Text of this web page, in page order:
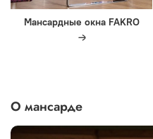
Мансардные окна FAKRO
О мансарде